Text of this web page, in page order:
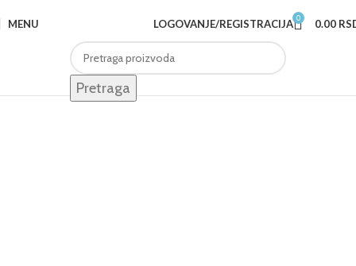
MENU LOGOVANJE/REGISTRACIJA 0 0.00
Pretraga